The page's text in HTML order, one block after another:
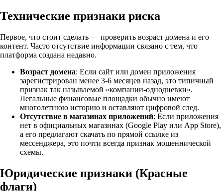
Технические признаки риска
Первое, что стоит сделать — проверить возраст домена и его
контент. Часто отсутствие информации связано с тем, что
платформа создана недавно.
Возраст домена: Если сайт или домен приложения
зарегистрирован менее 3-6 месяцев назад, это типичный
признак так называемой «компании-однодневки».
Легальные финансовые площадки обычно имеют
многолетнюю историю и оставляют цифровой след.
Отсутствие в магазинах приложений: Если приложения
нет в официальных магазинах (Google Play или App Store),
а его предлагают скачать по прямой ссылке из
мессенджера, это почти всегда признак мошеннической
схемы.
Юридические признаки (Красные
флаги)